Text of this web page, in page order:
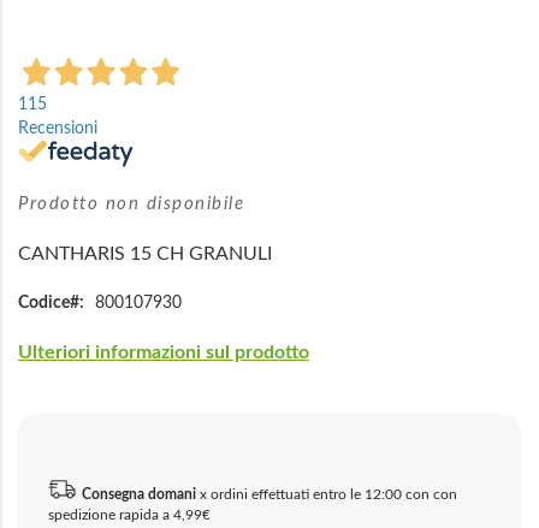
Vai
all'inizio
della
galleria
di
115
Recensioni
Prodotto non disponibile
CANTHARIS 15 CH GRANULI
Codice 800107930
Ulteriori informazioni sul prodotto
Consegna domani x ordini effettuati entro le 12:00 con con
spedizione rapida a 4,99€